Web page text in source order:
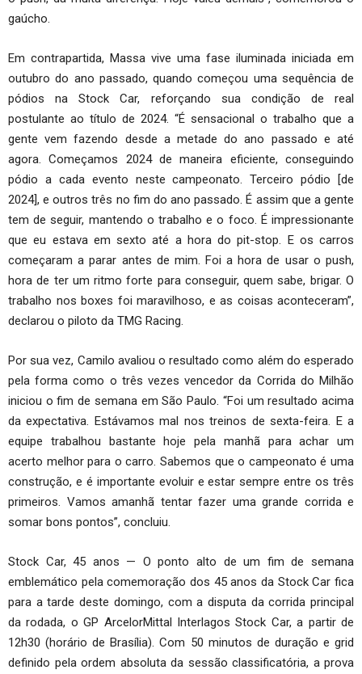
gaúcho.
Em contrapartida, Massa vive uma fase iluminada iniciada em
outubro do ano passado, quando começou uma sequência de
pódios na Stock Car, reforçando sua condição de real
postulante ao título de 2024. “É sensacional o trabalho que a
gente vem fazendo desde a metade do ano passado e até
agora. Começamos 2024 de maneira eficiente, conseguindo
pódio a cada evento neste campeonato. Terceiro pódio [de
2024], e outros três no fim do ano passado. É assim que a gente
tem de seguir, mantendo o trabalho e o foco. É impressionante
que eu estava em sexto até a hora do pit-stop. E os carros
começaram a parar antes de mim. Foi a hora de usar o push,
hora de ter um ritmo forte para conseguir, quem sabe, brigar. O
trabalho nos boxes foi maravilhoso, e as coisas aconteceram”,
declarou o piloto da TMG Racing.
Por sua vez, Camilo avaliou o resultado como além do esperado
pela forma como o três vezes vencedor da Corrida do Milhão
iniciou o fim de semana em São Paulo. “Foi um resultado acima
da expectativa. Estávamos mal nos treinos de sexta-feira. E a
equipe trabalhou bastante hoje pela manhã para achar um
acerto melhor para o carro. Sabemos que o campeonato é uma
construção, e é importante evoluir e estar sempre entre os três
primeiros. Vamos amanhã tentar fazer uma grande corrida e
somar bons pontos”, concluiu.
Stock Car, 45 anos — O ponto alto de um fim de semana
emblemático pela comemoração dos 45 anos da Stock Car fica
para a tarde deste domingo, com a disputa da corrida principal
da rodada, o GP ArcelorMittal Interlagos Stock Car, a partir de
12h30 (horário de Brasília). Com 50 minutos de duração e grid
definido pela ordem absoluta da sessão classificatória, a prova